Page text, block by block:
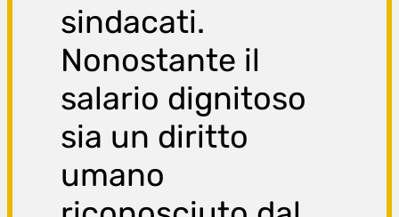
sindacati.
Nonostante il
salario dignitoso
sia un diritto
umano